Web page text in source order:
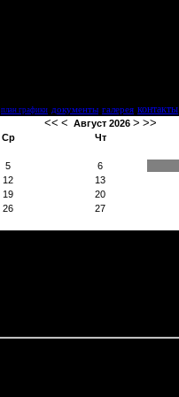
план графики документы галерея контакты
<< < Август 2026 > >>
Ср Чт
5 6
12 13
19 20
26 27